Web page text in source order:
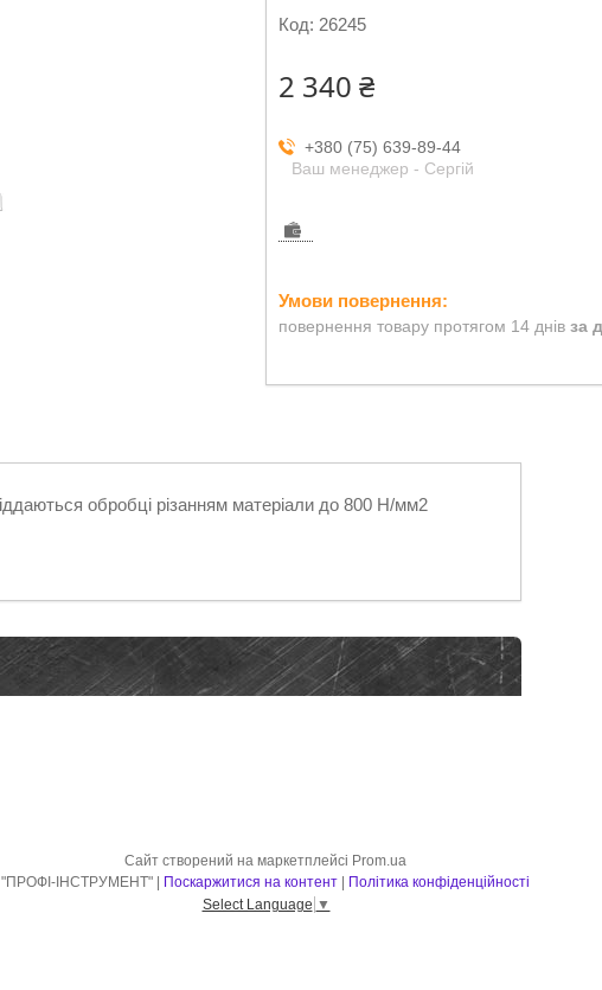
Код: 26245
2 340 ₴
+380 (75) 639-89-44
Ваш менеджер - Сергій
повернення товару протягом 14 днів за
обробці різанням матеріали до 800 Н/мм2
Сайт створений на маркетплейсі Prom.ua
Поскаржитися на контент
Політика конфіденційності
Select Language ▼